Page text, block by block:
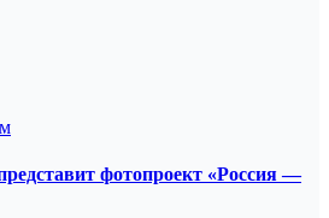
фотопроект «Россия —